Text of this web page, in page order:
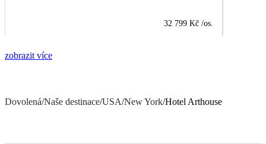
32 799 Kč /os.
zobrazit více
Dovolená/Naše destinace/USA/New York/Hotel Arthouse